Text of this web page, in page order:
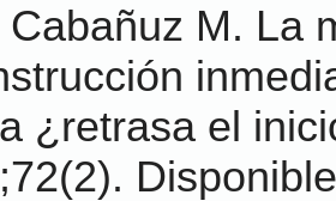
M. La mastectomía bilateral con
¿retrasa el
en: